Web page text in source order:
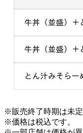
※販売終了時期は未定
※価格は税込です。